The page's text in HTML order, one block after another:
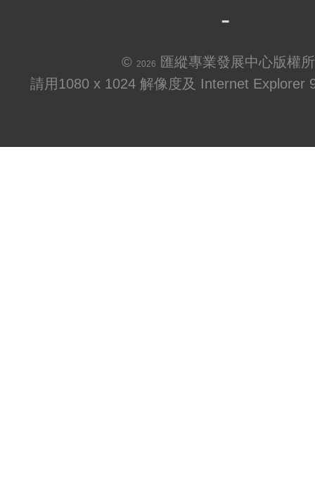
© 2026
匯縱專業發展中心版權
請用1080 x 1024 解像度及 Internet Explorer